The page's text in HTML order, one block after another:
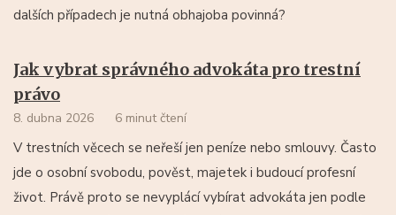
dalších případech je nutná obhajoba povinná?
Jak vybrat správného advokáta pro trestní
právo
8. dubna 2026 6 minut čtení
V trestních věcech se neřeší jen peníze nebo smlouvy. Často
jde o osobní svobodu, pověst, majetek i budoucí profesní
život. Právě proto se nevyplácí vybírat advokáta jen podle